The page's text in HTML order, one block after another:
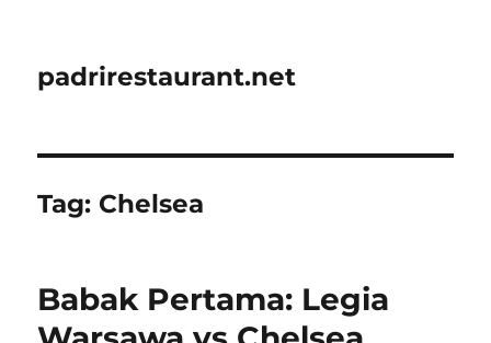
padrirestaurant.net
Tag: Chelsea
Babak Pertama: Legia